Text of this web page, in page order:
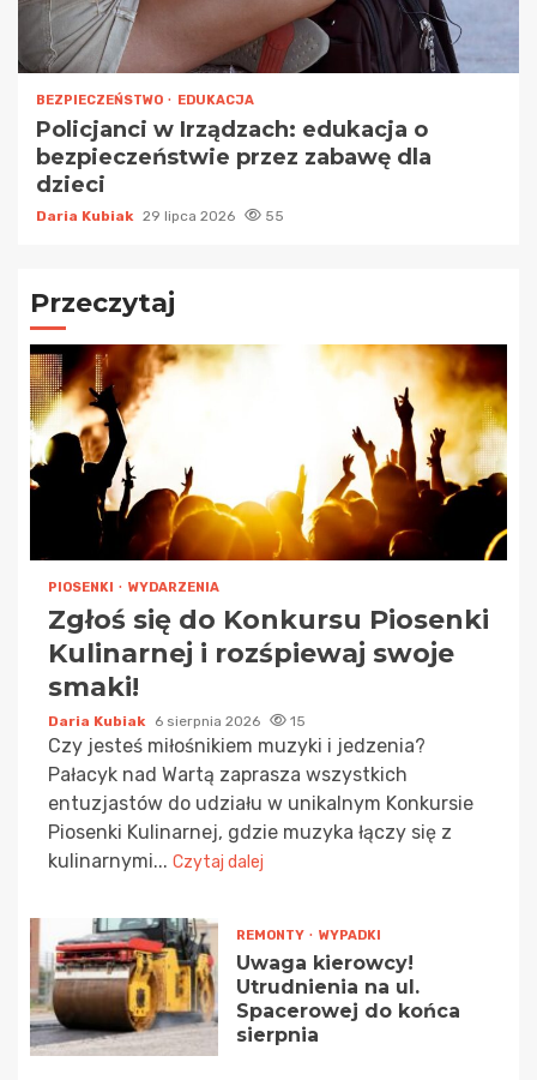
BEZPIECZEŃSTWO EDUKACJA
Policjanci w Irządzach: edukacja o
bezpieczeństwie przez zabawę dla
dzieci
Daria Kubiak 29 lipca 2026 55
Przeczytaj
PIOSENKI WYDARZENIA
Zgłoś się do Konkursu Piosenki
Kulinarnej i rozśpiewaj swoje
smaki!
Daria Kubiak 6 sierpnia 2026 15
Czy jesteś miłośnikiem muzyki i jedzenia?
Pałacyk nad Wartą zaprasza wszystkich
entuzjastów do udziału w unikalnym Konkursie
Piosenki Kulinarnej, gdzie muzyka łączy się z
kulinarnymi... Czytaj dalej
REMONTY WYPADKI
Uwaga kierowcy!
Utrudnienia na ul.
Spacerowej do końca
sierpnia